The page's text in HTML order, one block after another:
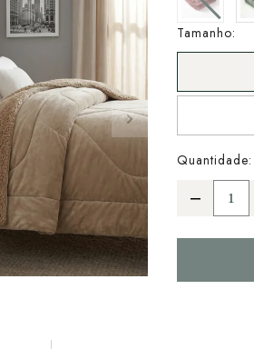
Tamanho:
Quantidade: